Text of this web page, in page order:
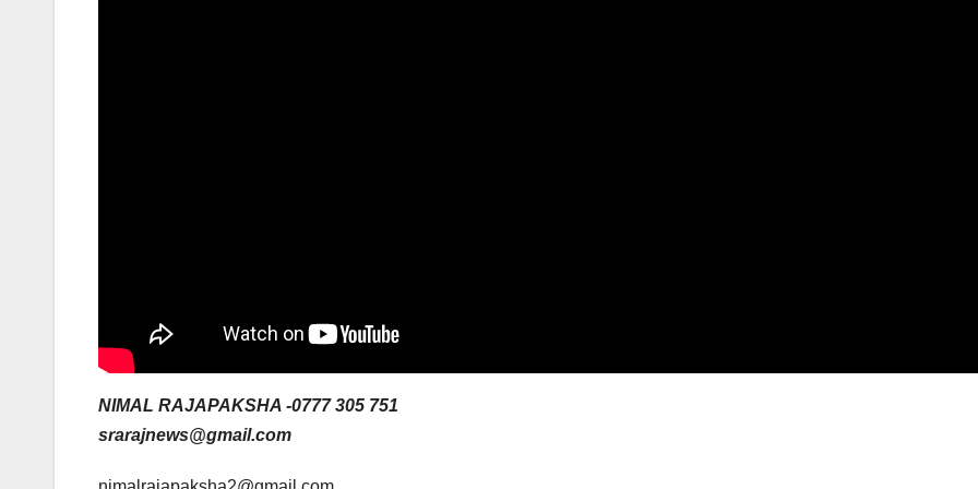
NIMAL RAJAPAKSHA -0777 305 751
srarajnews@gmail.com